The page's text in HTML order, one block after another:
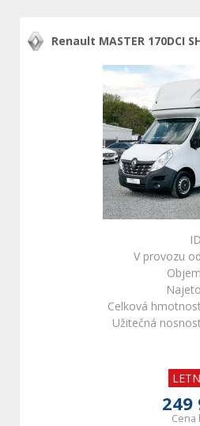
Renault MASTER 170DCI
ID
V provozu od
Objem
Najeto
Celková hmotnost
Užitečná nosnost
249
Cena